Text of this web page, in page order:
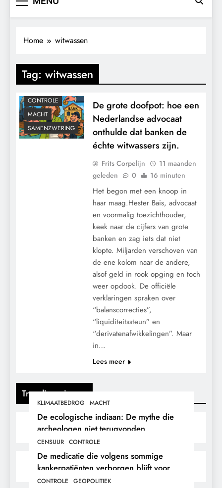
Trending nieuws
KLIMAATBEDROG MACHT
De ecologische indiaan: De mythe die
archeologen niet terugvonden.
CENSUUR CONTROLE
De medicatie die volgens sommige
kankerpatiënten verborgen blijft voor
hun eigen arts.
CONTROLE GEOPOLITIEK
Home witwassen
Tag: witwassen
CONTROLE
MACHT
SAMENZWERING
De grote doofpot: hoe een
Nederlandse advocaat
onthulde dat banken de
échte witwassers zijn.
Frits Corpelijn
11 maanden
geleden
0 16 minuten
Het begon met een knoop in
haar maag.Hester Bais, advocaat
en voormalig toezichthouder,
keek naar de cijfers van grote
banken en zag iets dat niet
klopte. Miljarden verschoven van
de ene kolom naar de andere,
alsof geld in rook opging en toch
weer opdook. De officiële
verklaringen spraken over
“balanscorrecties”,
“liquiditeitssteun” en
“derivatenafwikkelingen”. Maar
in…
Lees meer